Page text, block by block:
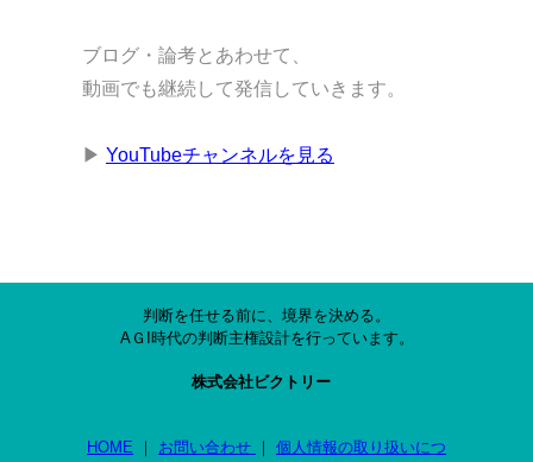
ブログ・論考とあわせて、
動画でも継続して発信していきます。
▶ YouTubeチャンネルを見る
判断を任せる前に、境界を決める。
AＧI時代の判断主権設計を行っています。
株式会社ビクトリー
HOME ｜ お問い合わせ ｜ 個人情報の取り扱いにつ